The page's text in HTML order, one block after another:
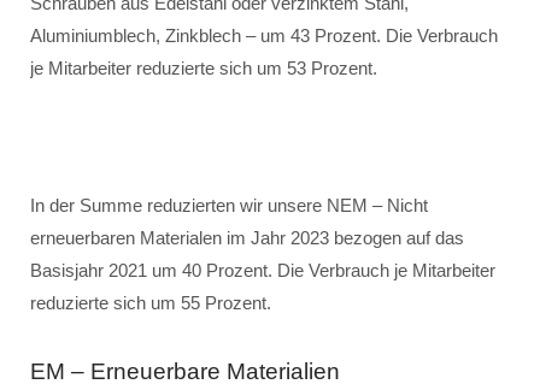
Aluminiumblech, Zinkblech – um 43 Prozent. Die Verbrauch
je Mitarbeiter reduzierte sich um 53 Prozent.
In der Summe reduzierten wir unsere NEM – Nicht
erneuerbaren Materialen im Jahr 2023 bezogen auf das
Basisjahr 2021 um 40 Prozent. Die Verbrauch je Mitarbeiter
reduzierte sich um 55 Prozent.
EM – Erneuerbare Materialien